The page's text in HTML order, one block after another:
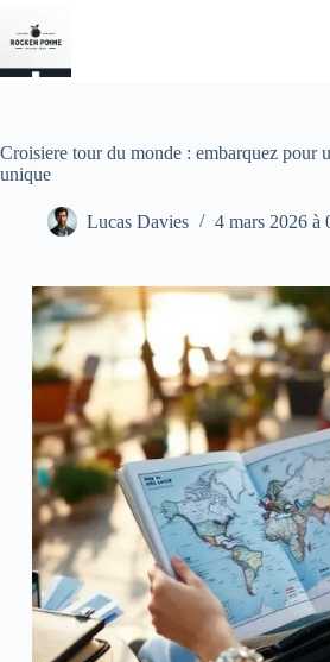
contenu
Croisiere tour du monde : embarquez pour
unique
Lucas Davies 4 mars 2026 à